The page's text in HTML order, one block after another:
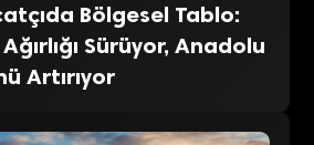
Bölgesel Tablo:
Sürüyor, Anadolu
Artırıyor